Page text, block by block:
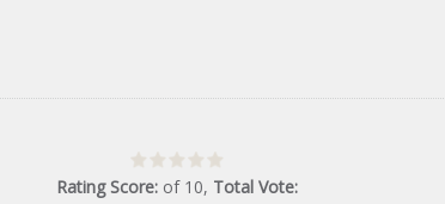
Rating Score: of 10, Total Vote: